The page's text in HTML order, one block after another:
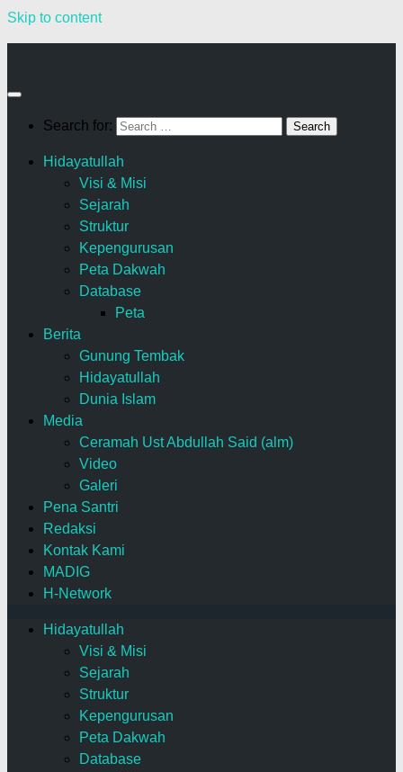
Skip to content
Search for:
Hidayatullah
Visi & Misi
Sejarah
Struktur
Kepengurusan
Peta Dakwah
Database
Peta
Berita
Gunung Tembak
Hidayatullah
Dunia Islam
Media
Ceramah Ust Abdullah Said (alm)
Video
Galeri
Pena Santri
Redaksi
Kontak Kami
MADIG
H-Network
Hidayatullah
Visi & Misi
Sejarah
Struktur
Kepengurusan
Peta Dakwah
Database